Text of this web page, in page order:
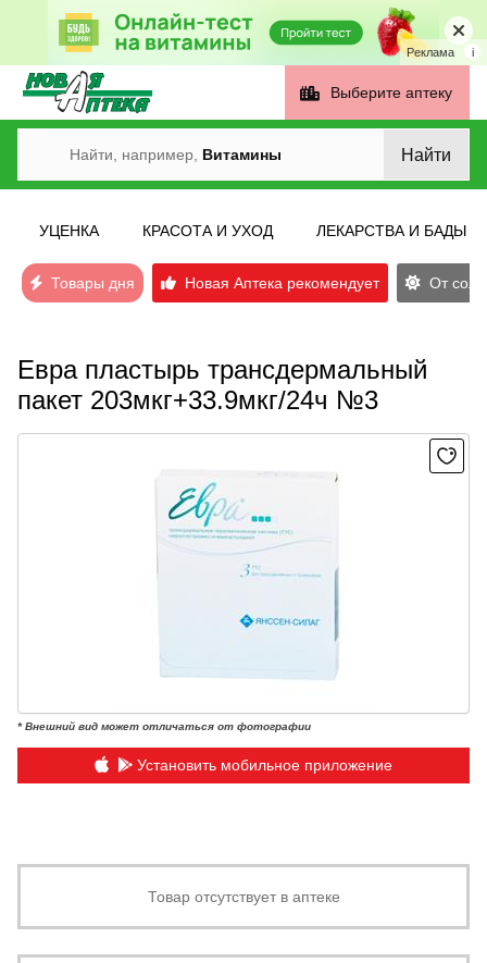
Реклама i
Выберите аптеку
Найти, например, Витамины Найти
УЦЕНКА КРАСОТА И УХОД ЛЕКАРСТВА И БАДЫ
Товары дня Новая Аптека рекомендует От
Евра пластырь трансдермальный
пакет 203мкг+33.9мкг/24ч №3
* Внешний вид может отличаться от фотографии
Установить мобильное приложение
Товар отсутствует в аптеке